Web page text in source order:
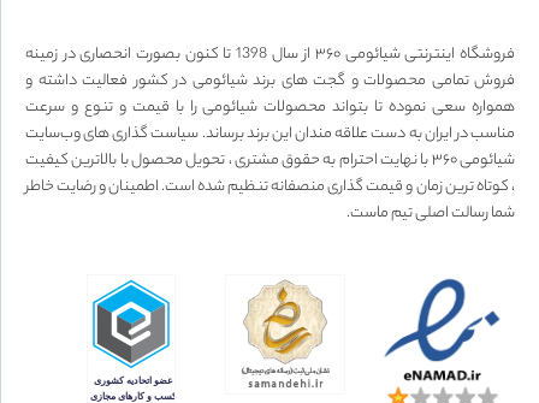
فروشگاه اینترنتی شیائومی ۳۶۰ از سال 1398 تا کنون بصورت انحصاری در زمینه
فروش تمامی محصولات و گجت های برند شیائومی در کشور فعالیت داشته و
همواره سعی نموده تا بتواند محصولات شیائومی را با قیمت و تنوع و سرعت
مناسب در ایران به دست علاقه مندان این برند برساند. سیاست گذاری های وب‌سایت
شیائومی ۳۶۰ با نهایت احترام به حقوق مشتری ، تحویل محصول با بالاترین کیفیت
، کوتاه ترین زمان و قیمت گذاری منصفانه تنظیم شده است. اطمینان و رضایت خاطر
شما رسالت اصلی تیم ماست.